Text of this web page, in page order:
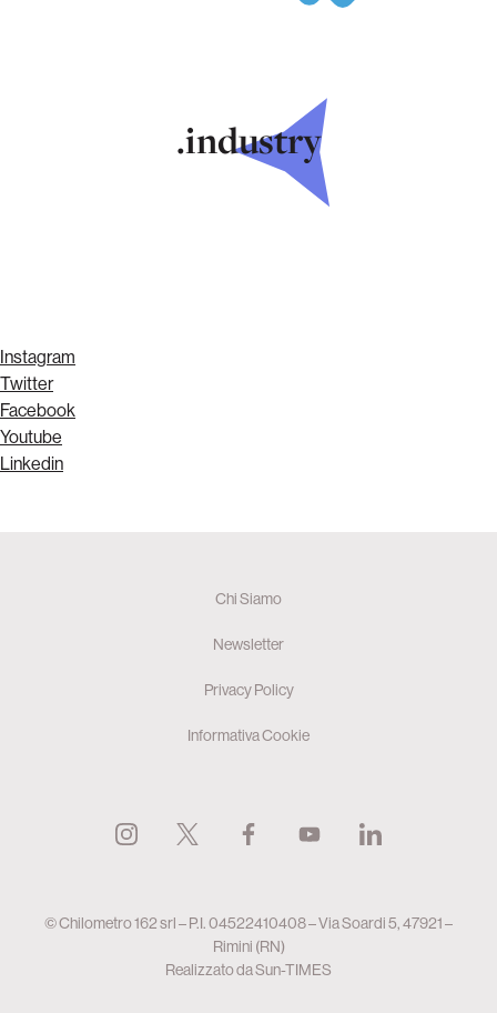
.industry
Instagram
Twitter
Facebook
Youtube
Linkedin
Chi Siamo
Newsletter
Privacy Policy
Informativa Cookie
© Chilometro 162 srl – P.I. 04522410408 – Via Soardi 5, 47921 –
Rimini (RN)
Realizzato daSun-TIMES